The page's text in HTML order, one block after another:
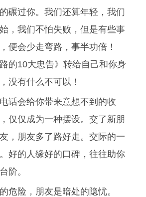
碾过你。我们还算年轻，我们
，我们不怕失败，但是有些事
便会少走弯路，事半功倍！
的10大忠告》转给自己和你身
没有什么不可以！
话会给你带来意想不到的收
仅仅成为一种摆设。交了新朋
，朋友多了路好走。交际的一
好的人缘好的口碑，往往助你
阶。
危险，朋友是暗处的隐忧。